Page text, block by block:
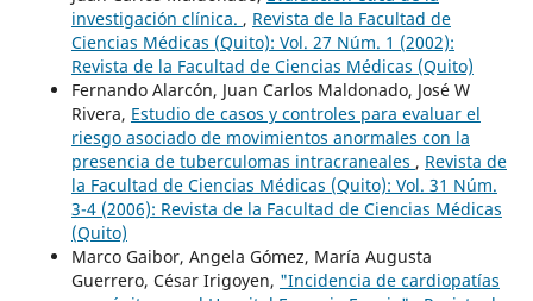
investigación clínica. , Revista de la Facultad de
Ciencias Médicas (Quito): Vol. 27 Núm. 1 (2002):
Revista de la Facultad de Ciencias Médicas (Quito)
Fernando Alarcón, Juan Carlos Maldonado, José W
Rivera, Estudio de casos y controles para evaluar el
riesgo asociado de movimientos anormales con la
presencia de tuberculomas intracraneales , Revista de
la Facultad de Ciencias Médicas (Quito): Vol. 31 Núm.
3-4 (2006): Revista de la Facultad de Ciencias Médicas
(Quito)
Marco Gaibor, Angela Gómez, María Augusta
Guerrero, César Irigoyen, "Incidencia de cardiopatías